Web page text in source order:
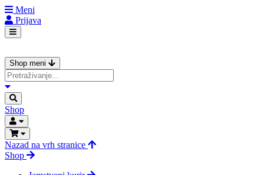
Meni
Prijava
Shop meni
Shop
Nazad na vrh stranice
Shop